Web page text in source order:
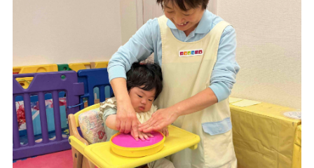
保育園に関するお問い合わせ
プライバシーポリシー サイトのご利用について
サイトマップ ニチイ学館オフィシャルサイト